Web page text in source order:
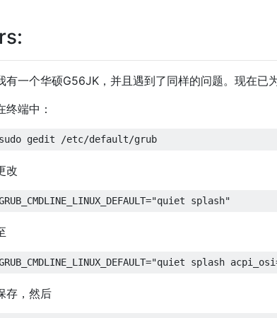
有一个华硕G56JK，并且遇到了同样的问题。现在已为
终端中：
改
存，然后